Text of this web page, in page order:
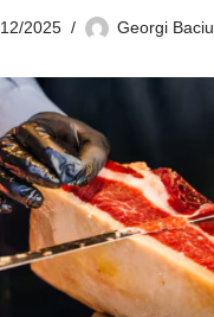
2025 Georgi Baciu